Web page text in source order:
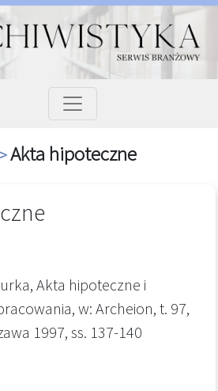
Akta hipoteczne
Akta hipoteczne i
w: Archeion, t. 97,
1997, ss. 137-140